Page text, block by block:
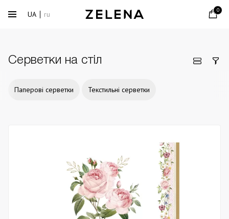
UA ru 0
Серветки на стіл
Паперові серветки Текстильні серветки